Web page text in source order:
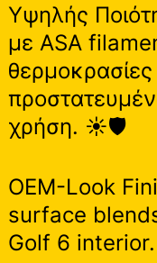
Υψηλής
με ASA
χρήση. ☀️🛡️
OEM-Look
surface
Golf 6